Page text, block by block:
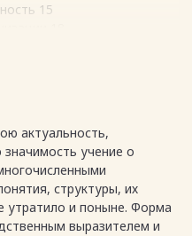
15
актуальность,
учение о
структуры, их
утратило и поныне. Форма
выразителем и